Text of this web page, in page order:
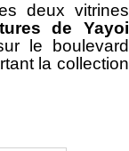
deux vitrines
de Yayoi
le boulevard
la collection